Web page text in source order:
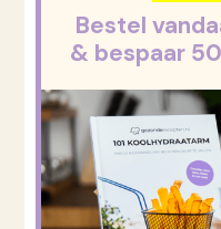
Bestel
& bespaar